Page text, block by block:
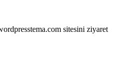
sitesini ziyaret